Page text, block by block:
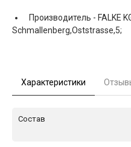
Производитель - FALKE
Schmallenberg,Oststrasse,5;
Характеристики
Состав